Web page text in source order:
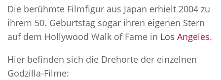
Die berühmte Filmfigur aus Japan erhielt 2004 zu
ihrem 50. Geburtstag sogar ihren eigenen Stern
auf dem Hollywood Walk of Fame in Los Angeles.
Hier befinden sich die Drehorte der einzelnen
Godzilla-Filme: